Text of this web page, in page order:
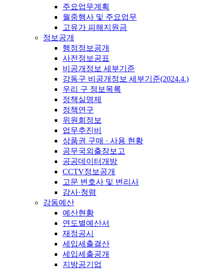
주요업무계획
월중행사 및 주요업무
고유가 피해지원금
정보공개
행정정보공개
사전정보공표
비공개정보 세부기준
강동구 비공개정보 세부기준(2024.4.)
우리 구 정보목록
정책실명제
정책연구
위원회정보
업무추진비
상품권 구매 · 사용 현황
공무국외출장보고
공공데이터개방
CCTV정보공개
고문 변호사 및 변리사
감사·청렴
강동예산
예산현황
연도별예산서
재정공시
세입세출결산
세입세출공개
지방공기업